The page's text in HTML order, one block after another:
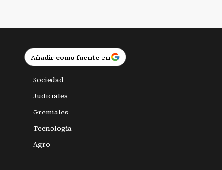
Añadir como fuente en
Sociedad
Judiciales
Gremiales
Tecnología
Agro